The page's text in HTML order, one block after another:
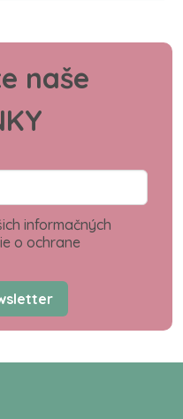
naše
informačných
o ochrane